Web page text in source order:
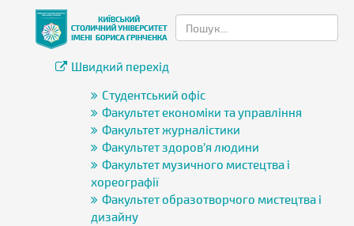
Швидкий перехід
Студентський офіс
Факультет економіки та управління
Факультет журналістики
Факультет здоров’я людини
Факультет музичного мистецтва і
хореографії
Факультет образотворчого мистецтва і
дизайну